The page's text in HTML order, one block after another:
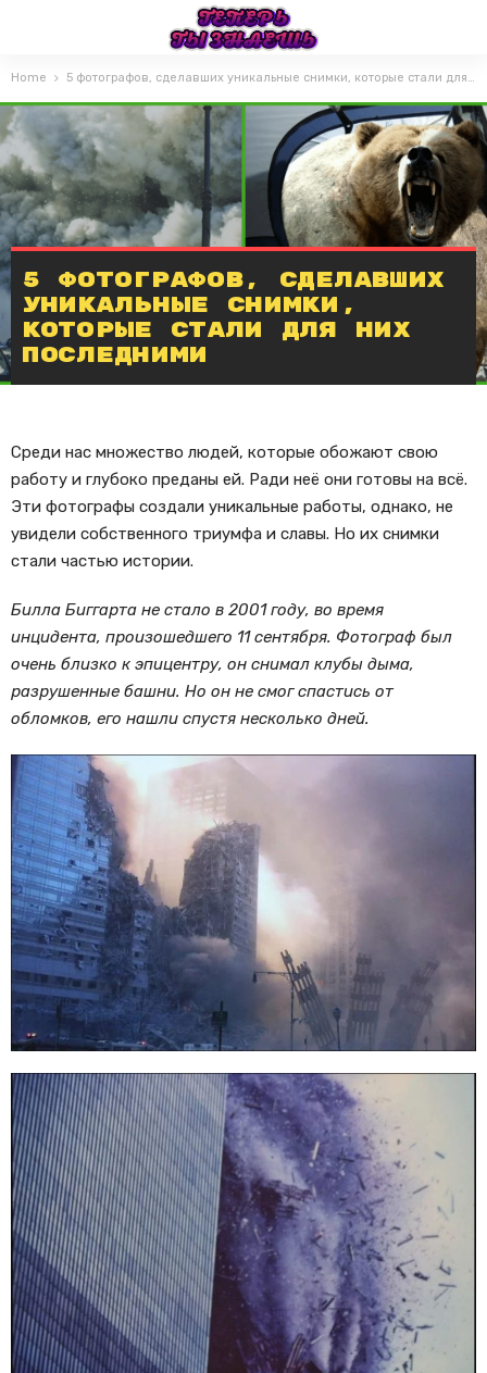
Home 5 фотографов, сделавших уникальные снимки, которые стали для них последними
5 фотографов, сделавших
уникальные снимки,
которые стали для них
последними
Среди нас множество людей, которые обожают свою
работу и глубоко преданы ей. Ради неё они готовы на всё.
Эти фотографы создали уникальные работы, однако, не
увидели собственного триумфа и славы. Но их снимки
стали частью истории.
Билла Биггарта не стало в 2001 году, во время
инцидента, произошедшего 11 сентября. Фотограф был
очень близко к эпицентру, он снимал клубы дыма,
разрушенные башни. Но он не смог спастись от
обломков, его нашли спустя несколько дней.